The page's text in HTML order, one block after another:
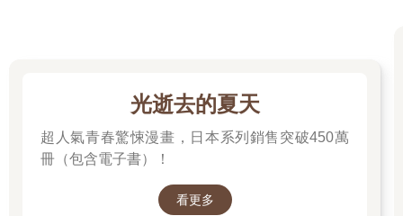
光逝去的夏天
超人氣青春驚悚漫畫，日本系列銷售突破450萬
冊（包含電子書）！
看更多